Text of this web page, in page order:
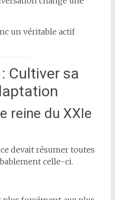
un véritable actif
Cultiver sa
reine du XXIe
devait résumer toutes
celle-ci.